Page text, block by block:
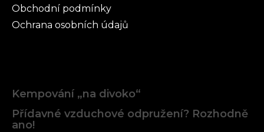
Obchodní podmínky
Ochrana osobních údajů
Kempování „na divoko“
Přídavné vzduchové odpružení? Rozhodně
ano!